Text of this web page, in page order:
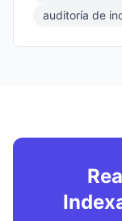
auditoría de